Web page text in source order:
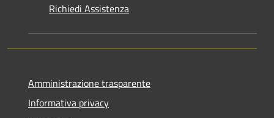
Richiedi Assistenza
Amministrazione trasparente
Informativa privacy